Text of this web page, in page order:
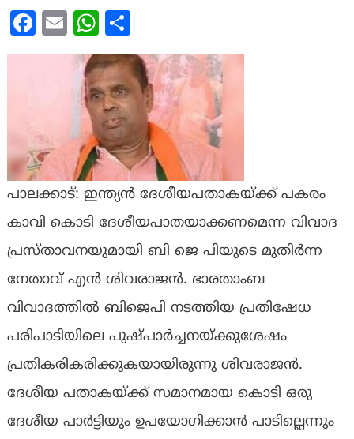
Facebook
Email WhatsApp
പാലക്കാട്: ഇന്ത്യൻ ദേശീയപതാകയ്ക്ക് പകരം
കാവി കൊടി ദേശീയപാതയാക്കണമെന്ന വിവാദ
പ്രസ്താവനയുമായി ബി ജെ പിയുടെ മുതിർന്ന
നേതാവ് എൻ ശിവരാജൻ. ഭാരതാംബ
വിവാദത്തിൽ ബിജെപി നടത്തിയ പ്രതിഷേധ
പരിപാടിയിലെ പുഷ്പാർച്ചനയ്ക്കുശേഷം
പ്രതികരികരിക്കുകയായിരുന്നു ശിവരാജൻ.
ദേശീയ പതാകയ്ക്ക് സമാനമായ കൊടി ഒരു
ദേശീയ പാര്‍ട്ടിയും ഉപയോഗിക്കാന്‍ പാടില്ലെന്നും